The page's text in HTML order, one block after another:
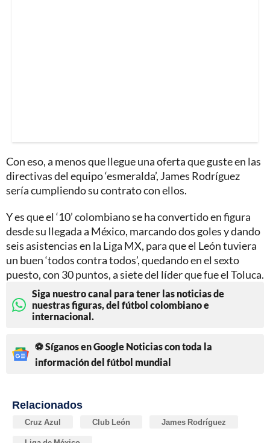
Con eso, a menos que llegue una oferta que guste en las
directivas del equipo ‘esmeralda’, James Rodríguez
sería cumpliendo su contrato con ellos.
Y es que el ‘10’ colombiano se ha convertido en figura
desde su llegada a México, marcando dos goles y dando
seis asistencias en la Liga MX, para que el León tuviera
un buen ‘todos contra todos’, quedando en el sexto
puesto, con 30 puntos, a siete del líder que fue el Toluca.
Siga nuestro canal para tener las noticias de
nuestras figuras, del fútbol colombiano e
internacional.
⚽ Síganos en Google Noticias con toda la
información del fútbol mundial
Relacionados
Cruz Azul Club León James Rodríguez